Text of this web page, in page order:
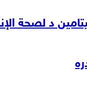
د لصحة